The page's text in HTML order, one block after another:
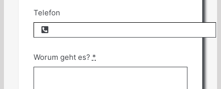
Telefon
Worum geht es? *